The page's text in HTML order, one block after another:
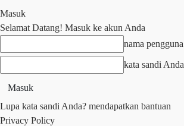
Masuk
Selamat Datang! Masuk ke akun Anda
nama pengguna
kata sandi Anda
Lupa kata sandi Anda? mendapatkan bantuan
Privacy Policy